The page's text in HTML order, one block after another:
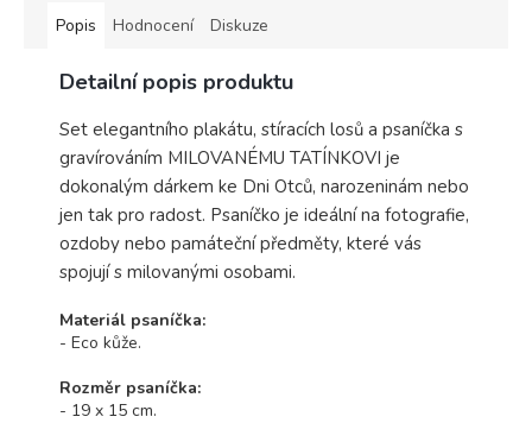
Popis Hodnocení Diskuze
Detailní popis produktu
Set elegantního plakátu, stíracích losů a psaníčka s
gravírováním MILOVANÉMU TATÍNKOVI je
dokonalým dárkem ke Dni Otců, narozeninám nebo
jen tak pro radost. Psaníčko je ideální na fotografie,
ozdoby nebo památeční předměty, které vás
spojují s milovanými osobami.
Materiál psaníčka:
- Eco kůže.
Rozměr psaníčka:
- 19 x 15 cm.